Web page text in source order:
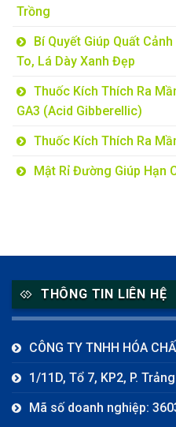
Trồng
Bí Quyết Giúp Quất
To, Lá Dày Xanh Đẹp
Thuốc Kích Thích Ra
GA3 (Acid Gibberellic)
Thuốc Kích Thích Ra
Mật Rỉ Đường Giúp Hạn
THÔNG TIN LIÊN HỆ
CÔNG TY TNHH HÓA
1/11D, Tổ 7, KP2, P.
Mã số doanh nghiệp: